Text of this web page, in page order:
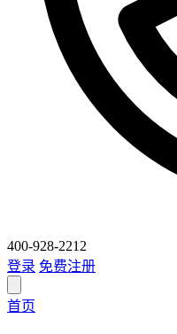
400-928-2212
登录 免费注册
首页